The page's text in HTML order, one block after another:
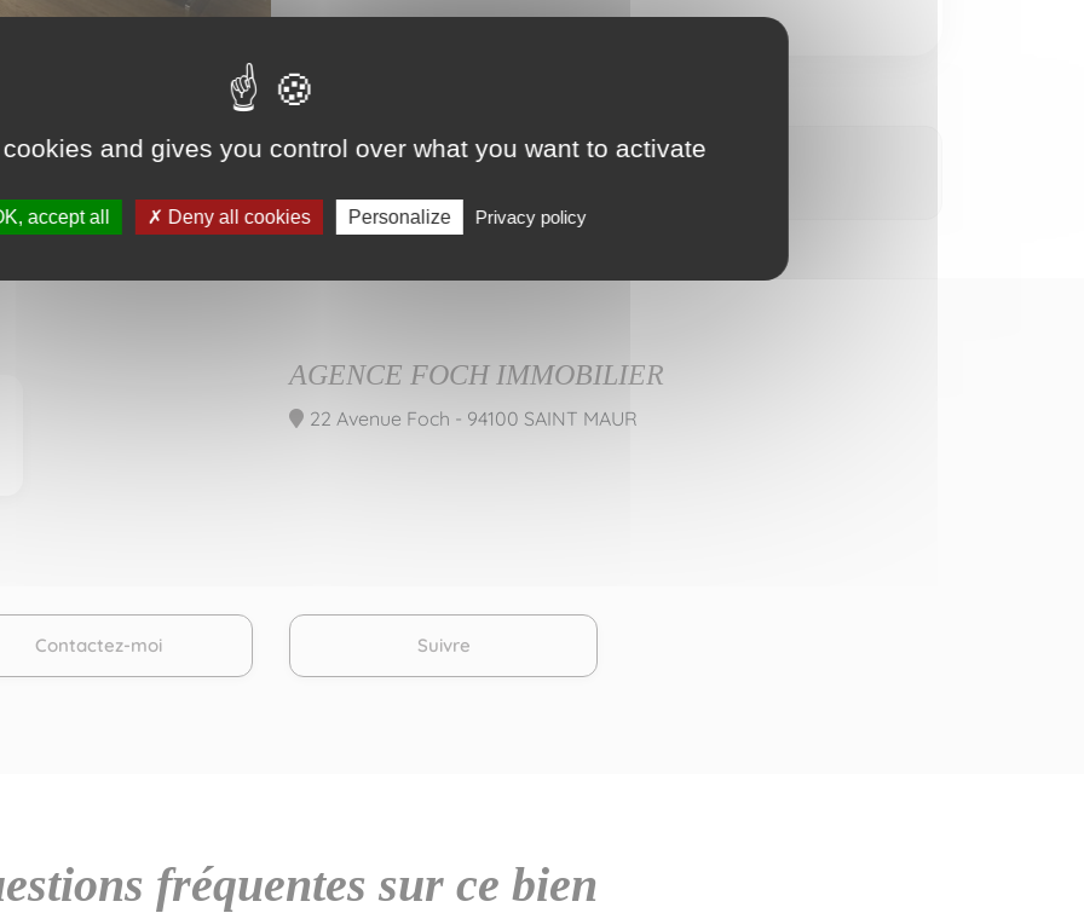
AGENCE FOCH IMMOBILIER
22 Avenue Foch - 94100 SAINT MAUR
Contactez-moi Suivre
fréquentes sur ce bien
and gives you control over what you want to activate
accept all Deny all cookies Personalize Privacy policy